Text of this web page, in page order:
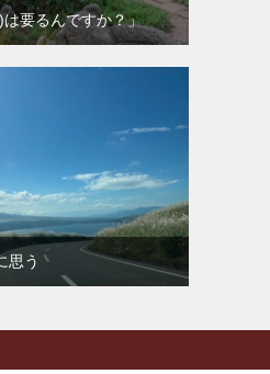
要るんですか？」
思う